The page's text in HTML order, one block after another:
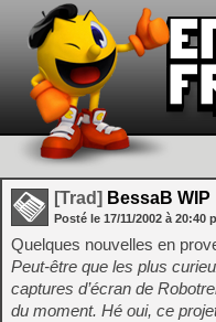
[Trad] BessaB WIP
Posté le 17/11/2002 à 20:40
Quelques nouvelles en
Peut-être que les plus
captures d’écran de
du moment. Hé oui, ce